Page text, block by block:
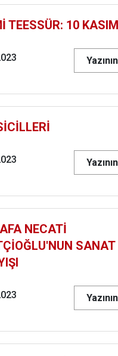
TEESSÜR: 10
NECATİ
SANAT